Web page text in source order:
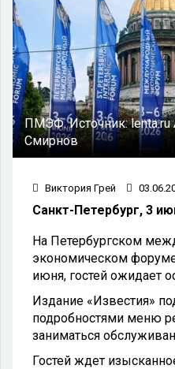
ПМЭФ.Источник:lenta.ru
Смирнов
Виктория Грей
Санкт-Петербург, 3
На Петербургском
экономическом
июня, гостей ожидает
Издание «Известия»
подробностями меню
заниматься
Гостей ждет